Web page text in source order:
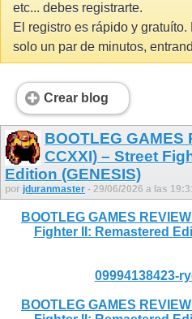
etc... debes registrarte.
El registro es rápido y
solo un par de minutos,
Crear blog
BOOTLEG GAMES
CCXXI) – Street
Edition (GENESIS)
por jduranmaster - 29/06/2026 a las
BOOTLEG GAMES
Fighter II: Remastered
09994138423-
BOOTLEG GAMES